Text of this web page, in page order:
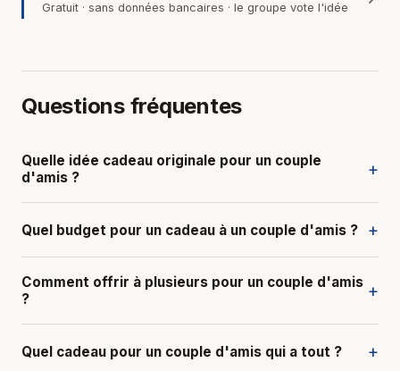
Gratuit · sans données bancaires · le groupe vote l'idée
Questions fréquentes
Quelle idée cadeau originale pour un couple
d'amis ?
+
Quel budget pour un cadeau à un couple d'amis ? +
Comment offrir à plusieurs pour un couple d'amis
?
+
Quel cadeau pour un couple d'amis qui a tout ? +